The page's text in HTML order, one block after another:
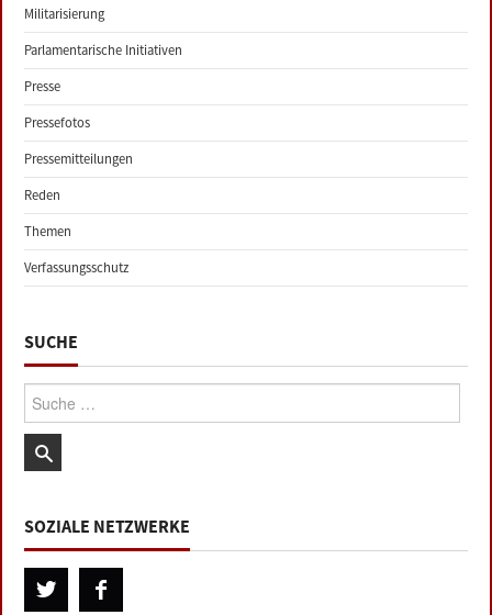
Militarisierung
Parlamentarische Initiativen
Presse
Pressefotos
Pressemitteilungen
Reden
Themen
Verfassungsschutz
SUCHE
Suche:
SOZIALE NETZWERKE